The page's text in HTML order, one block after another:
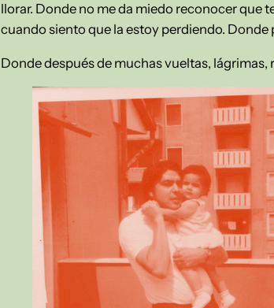
llorar. Donde no me da miedo reconocer que
cuando siento que la estoy perdiendo. Donde
Donde después de muchas vueltas, lágrimas,